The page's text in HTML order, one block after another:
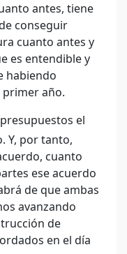
antes, tiene
conseguir
cuanto antes y
es entendible y
habiendo
año.
el
Y, por tanto,
cuanto
ese acuerdo
de que ambas
avanzando
de
en el día